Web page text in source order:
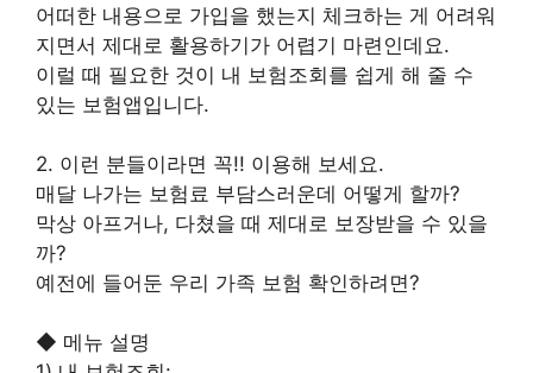
어떠한 내용으로 가입을 했는지 체크하는 게 어려워
지면서 제대로 활용하기가 어렵기 마련인데요.
이럴 때 필요한 것이 내 보험조회를 쉽게 해 줄 수
있는 보험앱입니다.
2. 이런 분들이라면 꼭!! 이용해 보세요.
매달 나가는 보험료 부담스러운데 어떻게 할까?
막상 아프거나, 다쳤을 때 제대로 보장받을 수 있을
까?
예전에 들어둔 우리 가족 보험 확인하려면?
◆ 메뉴 설명